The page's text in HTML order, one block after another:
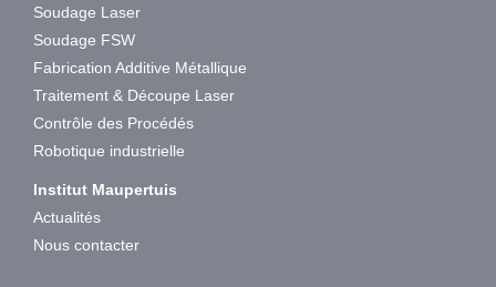
Soudage Laser
Soudage FSW
Fabrication Additive Métallique
Traitement & Découpe Laser
Contrôle des Procédés
Robotique industrielle
Institut Maupertuis
Actualités
Nous contacter